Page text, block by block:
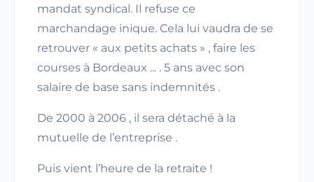
mandat syndical. Il refuse ce
marchandage inique. Cela lui vaudra de se
retrouver « aux petits achats » , faire les
courses à Bordeaux ... . 5 ans avec son
salaire de base sans indemnités .
De 2000 à 2006 , il sera détaché à la
mutuelle de l’entreprise .
Puis vient l’heure de la retraite !